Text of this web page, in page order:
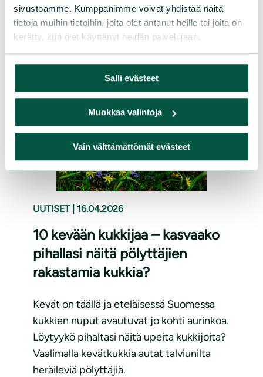
sivustoamme. Kumppanimme voivat yhdistää näitä
tietoja muihin tietoihin, joita olet antanut heille tai joita on
kerätty, kun olet käyttänyt heidän palvelujaan.
Salli evästeet
Muokkaa valintoja
Vain välttämättömät evästeet
tuskaa aiheuttavia asioita, kuten
luontokatoa.
Lue lisää
UUTISET 16.04.2026
10 kevään kukkijaa – kasvaako
pihallasi näitä pölyttäjien
rakastamia kukkia?
Kevät on täällä ja eteläisessä Suomessa
kukkien nuput avautuvat jo kohti aurinkoa.
Löytyykö pihaltasi näitä upeita kukkijoita?
Vaalimalla kevätkukkia autat talviunilta
heräileviä pölyttäjiä.